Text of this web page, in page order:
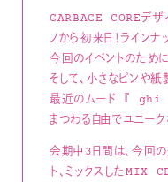
GARBAGE CORE
ノから初来日！ラインナ
今回のイベントのため
そして、小さなピンや紙
最近のムード 『
まつわる自由でユニー
会期中3日間は、今回
ト、ミックスしたMIX